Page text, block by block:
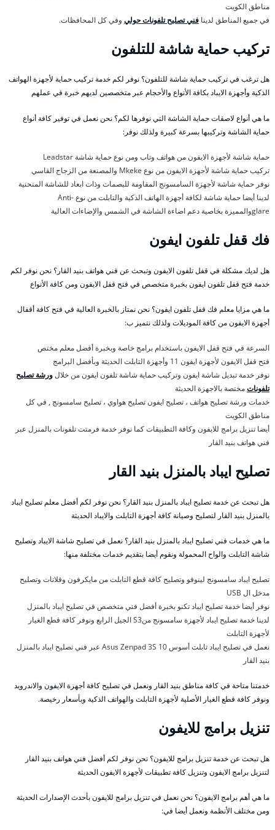
مناطق الكويت
في جميع المناطق لدينا فني تصليح تلفونات حولي وفي كل المحافظات.
تركيب حماية شاشة للتلفون
هل ترغب في تركيب حماية شاشة للتلفون؟ نوفر لكم خدمة تركيب حماية لأجهزة الهواتف
الذكية وأجهزة الايباد بكافة الأنواع والأحجام عبر متخصصين لديهم خبرة في عملهم
ما هي أنواع لاصقات حماية الشاشة التي نوفرها لكم؟ نحن نعمل في توفير كافة أنواع
حماية الشاشة وتركيبها بسرعة كبيرة ولذلك نوفر:
حماية شاشة لأجهزة الايفون من هواتف وتاب ومن نوع حماية شاشة Leadstar
تركيب حماية شاشة لأجهزة الايفون من نوع Mkeke والمصنعة من الزجاج القاسي
نوفر حماية شاشة لأجهزة السامسونج المقاومة للبصمات وذات ابعاد للشاشة المنحنية
لدينا أيضا حماية شاشة لكافة أجهزة الهاتف الذكية والتابلت من نوع Anti-
glareوالمميزة بخاصية دعم اضاءة الشاشة في الشمس والإضاءات العالية
فك قفل تلفون ايفون
هل لديك مشكلة في قفل تلفون الايفون وتبحث عن فني هواتف بنيد القار؟ نحن نوفر لكم
خدمة فتح قفل تلفون ايفون بخبرة متخصص في فتح قفل الايفون ومن كافة الأنواع
ما هي مزايا معلم فك قفل تلفون ايفون؟ نحن نمتاز بالخبرة العالية في فتح كافة أقفال
أجهزة الايفون من كافة الموديلات ولذلك نتميز ب:
السرعة في فتح قفل الايفون باستخدام برامج خاصة وبخبرة أفضل معلم مختص
فتح قفل الايفون لأجهزة ايفون 11 وأجهزة التابلت الحديثة وبأفضل البرامج
نوفر خدمة تبديل شاشة ايفون وتركيب حماية شاشة تلفون ايفون من خلالورشة تصليح
تلفوناتمختصة بالاجهزة الحديثة
خدمات ورشة تصليح هواتف ، تصليح ايفون تصليح هواوي ، تصليح سامسونج , في كل
مناطق الكويت
أيضا تنزيل برامج للايفون وكافة التطبيقات كما نوفر خدمة فرمتت تلفونات بالمنزل عبر
فني هواتف بنيد القار
تصليح ايباد بالمنزل بنيد القار
هل تبحث عن خدمة تصليح ايباد بالمنزل بنيد القار؟ نحن نوفر لكم أفضل معلم تصليح ايباد
بالمنزل بنيد القار لتصليح وصيانة كافة أجهزة التابلت والايباد الحديثة
ما هي خدمات فني تصليح ايباد بالمنزل بنيد القار؟ نعمل في تصليح شاشة الايباد وتصليح
شاشة التابلت والواح المحمولة ونقوم أيضا بتقديم خدمات مختلفة منها:
تصليح ايباد سامسونج لينوفو وتصليح كافة قطع التابلت من مايكرفون وفلاتات وتصليح
مدخل ال USB
نوفر أيضا خدمة تصليح ايباد تكنو بخبرة أفضل فني متخصص في تصليح ايباد بالمنزل
لدينا خدمة تصليح ايباد لأجهزة سامسونج منS3 الجيل الرابع ونوفر كافة قطع الغيار
لأجهزة التابلت
نعمل في تصليح ايباد تابلت أسوس Asus Zenpad 3S 10 عبر فني تصليح ايباد بالمنزل
بنيد القار
خدمتنا متاحة في كافة مناطق بنيد القار ونعمل في تصليح كافة أجهزة الايفون والاندرويد
ونوفر كافة قطع الغيار الأصلية لأجهزة التابلت والهواتف الذكية وبأسعار رخيصة.
تنزيل برامج للايفون
هل تبحث عن خدمة تنزيل برامج للايفون؟ نحن نوفر لكم أفضل فني هواتف بنيد القار
لتنزيل برامج الايفون وتنزيل كافة تطبيقات لأجهزة الايفون الحديثة
ما هي أهم برامج الايفون؟ نحن نعمل في تنزيل برامج للايفون بأحدث الإصدارات الحديثة
ومن مختلف الأنظمة ونعمل أيضا في: